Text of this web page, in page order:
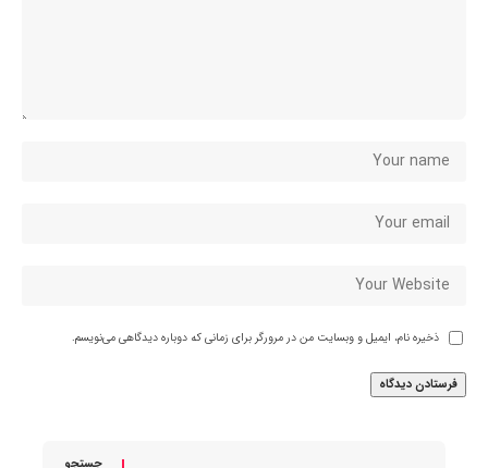
ذخیره نام، ایمیل و وبسایت من در مرورگر برای زمانی که دوباره دیدگاهی می‌نویسم.
جستجو